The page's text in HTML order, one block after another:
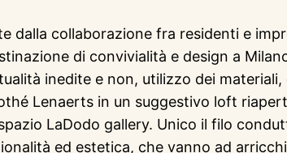
dalla collaborazione fra residenti e
di convivialità e design a
inedite e non, utilizzo dei
Lenaerts in un suggestivo loft
LaDodo gallery. Unico il filo
ed estetica, che vanno ad